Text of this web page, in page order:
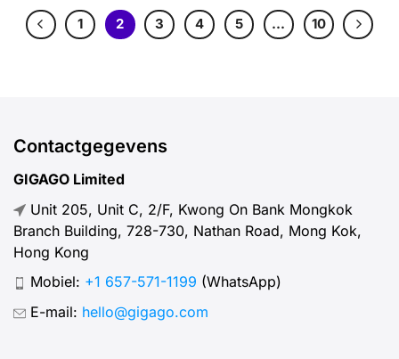
1 2 3 4 5 … 10
Contactgegevens
GIGAGO Limited
Unit 205, Unit C, 2/F, Kwong On Bank Mongkok
Branch Building, 728-730, Nathan Road, Mong Kok,
Hong Kong
Mobiel: +1 657-571-1199 (WhatsApp)
E-mail: hello@gigago.com